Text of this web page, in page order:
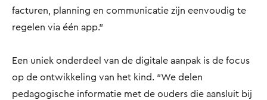
facturen, planning en communicatie zijn eenvoudig te
regelen via één app.”
Een uniek onderdeel van de digitale aanpak is de focus
op de ontwikkeling van het kind. “We delen
pedagogische informatie met de ouders die aansluit bij